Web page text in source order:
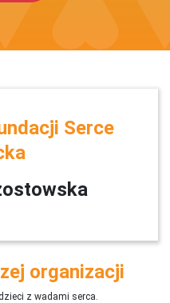
Serce
organizacji
z wadami serca.